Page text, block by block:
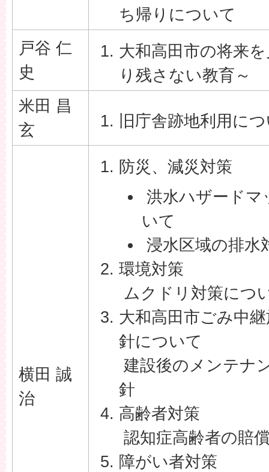
ち帰りについて
戸谷 仁
史
大和高田市の将来
り残さない教育～
米田 昌
玄
旧庁舎跡地利用に
横田 誠
治
防災、減災対策
洪水ハザードマ
いて
浸水区域の排水
環境対策
ムクドリ対策につ
大和高田市ごみ中
針について
建設後のメンテナ
針
高齢者対策
認知症高齢者の賠
障がい者対策